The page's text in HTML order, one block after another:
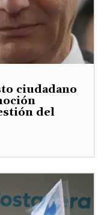
ciudadano
del